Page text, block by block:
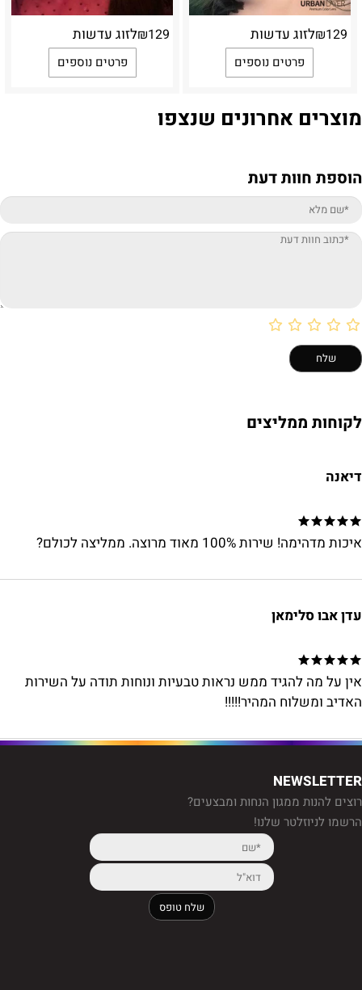
₪129 לזוג עדשות
פרטים נוספים
₪129 לזוג עדשות
פרטים נוספים
מוצרים אחרונים שנצפו
הוספת חוות דעת
לקוחות ממליצים
דיאנה
איכות מדהימה! שירות 100% מאוד מרוצה. ממליצה לכולם?
עדן אבו סלימאן
אין על מה להגיד ממש נראות טבעיות ונוחות תודה על השירות
האדיב ומשלוח המהיר!!!!!
NEWSLETTER
רוצים להנות ממגון הנחות ומבצעים?
הרשמו לניוזלטר שלנו!